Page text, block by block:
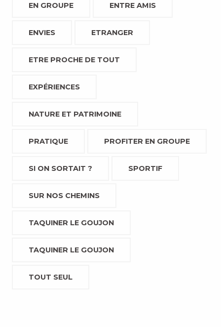
EN GROUPE ENTRE AMIS
ENVIES ETRANGER
ETRE PROCHE DE TOUT
EXPÉRIENCES
NATURE ET PATRIMOINE
PRATIQUE PROFITER EN GROUPE
SI ON SORTAIT ? SPORTIF
SUR NOS CHEMINS
TAQUINER LE GOUJON
TAQUINER LE GOUJON
TOUT SEUL